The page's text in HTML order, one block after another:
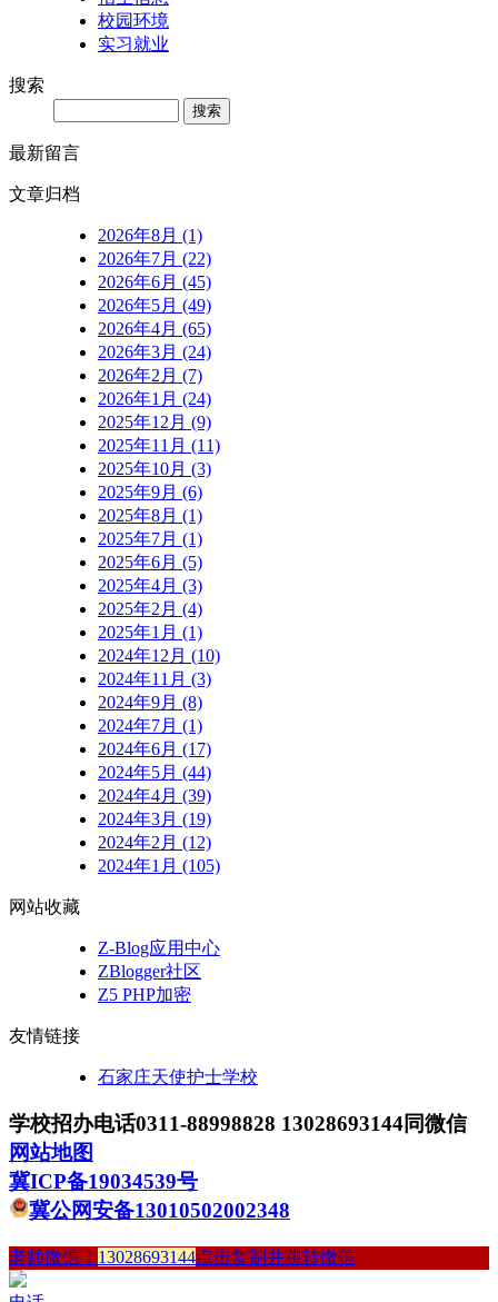
校园环境
实习就业
搜索
最新留言
文章归档
2026年8月 (1)
2026年7月 (22)
2026年6月 (45)
2026年5月 (49)
2026年4月 (65)
2026年3月 (24)
2026年2月 (7)
2026年1月 (24)
2025年12月 (9)
2025年11月 (11)
2025年10月 (3)
2025年9月 (6)
2025年8月 (1)
2025年7月 (1)
2025年6月 (5)
2025年4月 (3)
2025年2月 (4)
2025年1月 (1)
2024年12月 (10)
2024年11月 (3)
2024年9月 (8)
2024年7月 (1)
2024年6月 (17)
2024年5月 (44)
2024年4月 (39)
2024年3月 (19)
2024年2月 (12)
2024年1月 (105)
网站收藏
Z-Blog应用中心
ZBlogger社区
Z5 PHP加密
友情链接
石家庄天使护士学校
学校招办电话0311-88998828 13028693144同微信
网站地图
冀ICP备19034539号
冀公网安备13010502002348
老师微信： 13028693144点击复制并跳转微信